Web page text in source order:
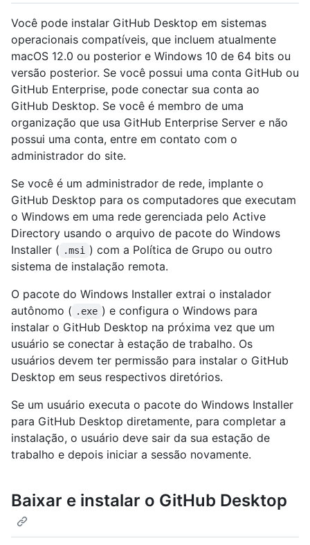
Você pode instalar GitHub Desktop em sistemas
operacionais compatíveis, que incluem atualmente
macOS 12.0 ou posterior e Windows 10 de 64 bits ou
versão posterior. Se você possui uma conta GitHub ou
GitHub Enterprise, pode conectar sua conta ao
GitHub Desktop. Se você é membro de uma
organização que usa GitHub Enterprise Server e não
possui uma conta, entre em contato com o
administrador do site.
Se você é um administrador de rede, implante o
GitHub Desktop para os computadores que executam
o Windows em uma rede gerenciada pelo Active
Directory usando o arquivo de pacote do Windows
Installer ( .msi
) com a Política de Grupo ou outro
sistema de instalação remota.
O pacote do Windows Installer extrai o instalador
autônomo ( .exe ) e configura o Windows para
instalar o GitHub Desktop na próxima vez que um
usuário se conectar à estação de trabalho. Os
usuários devem ter permissão para instalar o GitHub
Desktop em seus respectivos diretórios.
Se um usuário executa o pacote do Windows Installer
para GitHub Desktop diretamente, para completar a
instalação, o usuário deve sair da sua estação de
trabalho e depois iniciar a sessão novamente.
Baixar e instalar o GitHub Desktop